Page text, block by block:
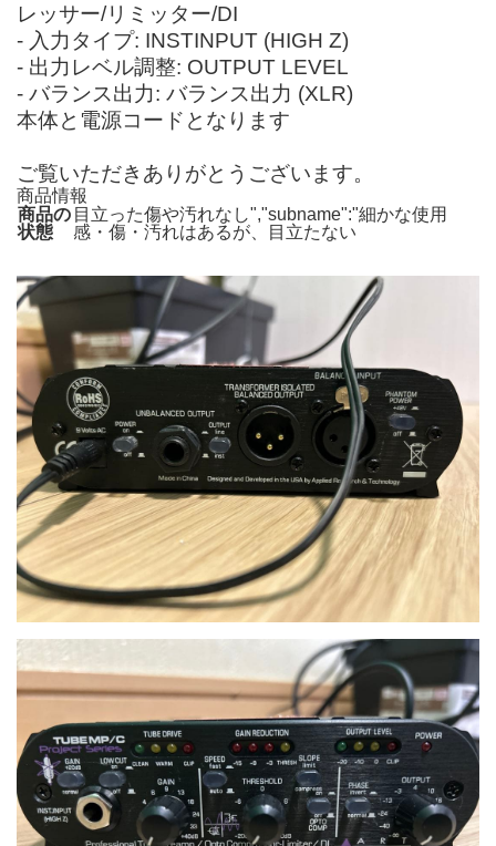
レッサー/リミッター/DI
- 入力タイプ: INSTINPUT (HIGH Z)
- 出力レベル調整: OUTPUT LEVEL
- バランス出力: バランス出力 (XLR)
本体と電源コードとなります
ご覧いただきありがとうございます。
商品情報
商品の
状態
目立った傷や汚れなし","subname":"細かな使用
感・傷・汚れはあるが、目立たない